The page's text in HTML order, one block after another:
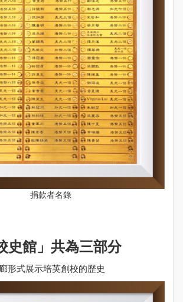
捐款者名錄
史館」共為三部分
形式展示培英創校的歷史